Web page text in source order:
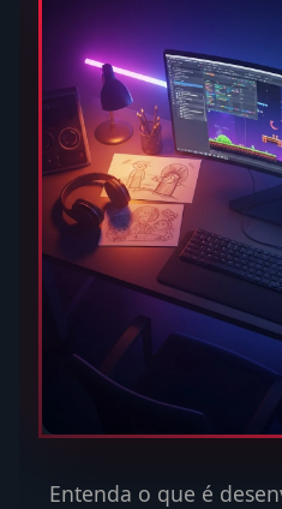
Entenda o que é